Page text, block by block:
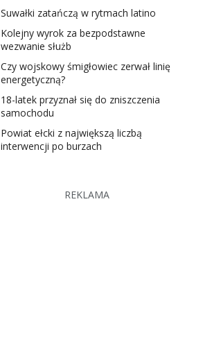
Suwałki zatańczą w rytmach latino
Kolejny wyrok za bezpodstawne
wezwanie służb
Czy wojskowy śmigłowiec zerwał linię
energetyczną?
18-latek przyznał się do zniszczenia
samochodu
Powiat ełcki z największą liczbą
interwencji po burzach
REKLAMA